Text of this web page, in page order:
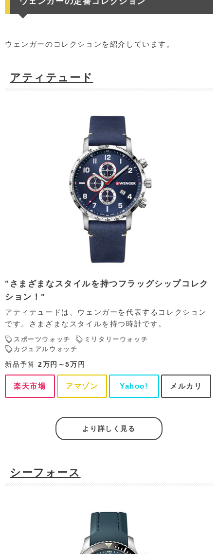
ウェンガーのコレクションを紹介しています。
アティテュード
"さまざまなスタイルを持つフラッグシップコレク
ション！"
アティテュードは、ウェンガーを代表するコレクション
です。さまざまなスタイルを持つ時計です。
スポーツウォッチ
ミリタリーウォッチ
カジュアルウォッチ
新品予算 2万円～5万円
楽天市場 アマゾン Yahoo! メルカリ
より詳しく見る
シーフォース